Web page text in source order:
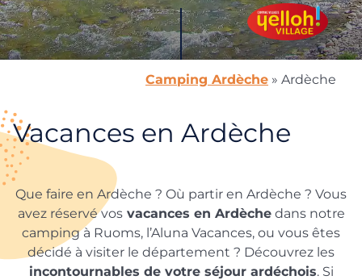
Camping Ardèche » Ardèche
Vacances en Ardèche
Que faire en Ardèche ? Où partir en Ardèche ? Vous
avez réservé vosvacances en Ardèchedans notre
camping à Ruoms, l’Aluna Vacances, ou vous êtes
décidé à visiter le département ? Découvrez les
incontournables de votre séjour ardéchois. Si